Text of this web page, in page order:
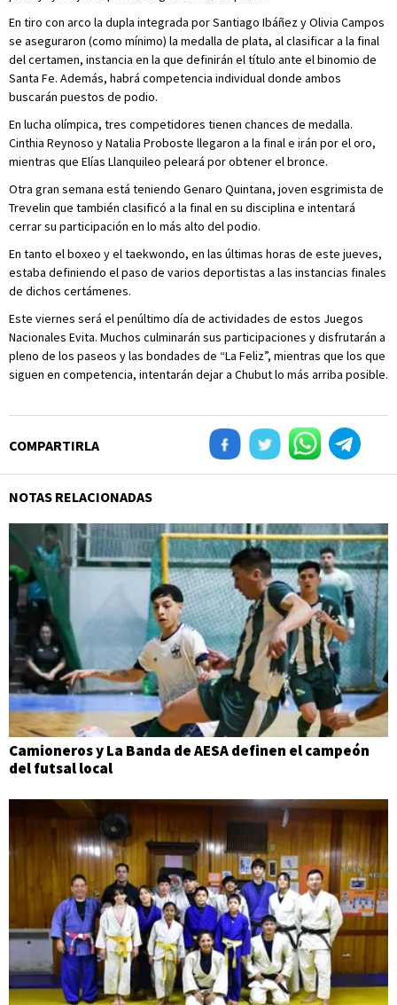
En tiro con arco la dupla integrada por Santiago Ibáñez y Olivia Campos
se aseguraron (como mínimo) la medalla de plata, al clasificar a la final
del certamen, instancia en la que definirán el título ante el binomio de
Santa Fe. Además, habrá competencia individual donde ambos
buscarán puestos de podio.
En lucha olímpica, tres competidores tienen chances de medalla.
Cinthia Reynoso y Natalia Proboste llegaron a la final e irán por el oro,
mientras que Elías Llanquileo peleará por obtener el bronce.
Otra gran semana está teniendo Genaro Quintana, joven esgrimista de
Trevelin que también clasificó a la final en su disciplina e intentará
cerrar su participación en lo más alto del podio.
En tanto el boxeo y el taekwondo, en las últimas horas de este jueves,
estaba definiendo el paso de varios deportistas a las instancias finales
de dichos certámenes.
Este viernes será el penúltimo día de actividades de estos Juegos
Nacionales Evita. Muchos culminarán sus participaciones y disfrutarán a
pleno de los paseos y las bondades de “La Feliz”, mientras que los que
siguen en competencia, intentarán dejar a Chubut lo más arriba posible.
COMPARTIRLA
NOTAS RELACIONADAS
Camioneros y La Banda de AESA definen el campeón
del futsal local